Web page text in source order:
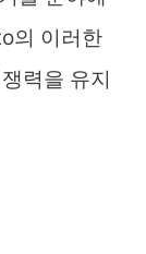
의 이러한
력을 유지